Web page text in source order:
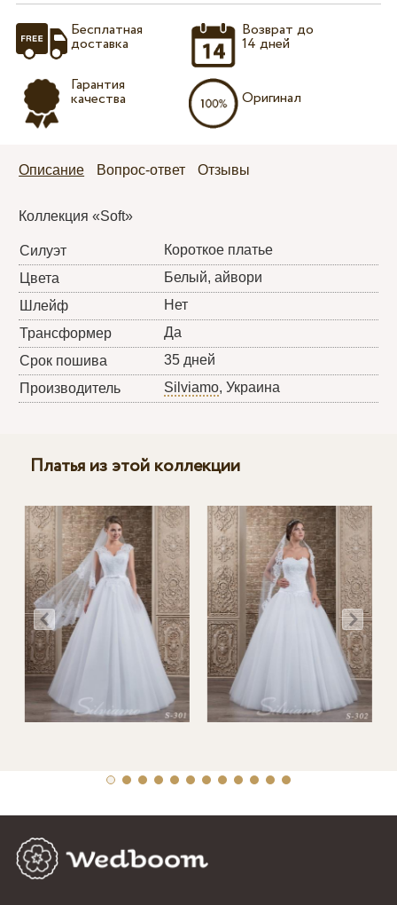
Бесплатная
доставка
Гарантия
качества
Возврат до
14 дней
Оригинал
Описание Вопрос-ответ Отзывы
Коллекция «Soft»
Силуэт
Короткое платье
Цвета
Белый, айвори
Шлейф
Нет
Трансформер
Да
Срок пошива
35 дней
Производитель
Silviamo, Украина
Платья из этой коллекции